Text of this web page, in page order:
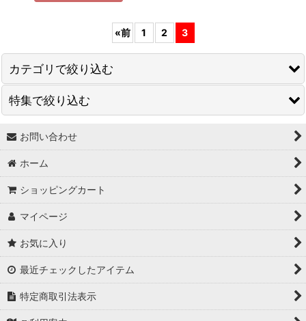
«前 1 2 3
カテゴリで絞り込む
☆ Lady's wear
☆M e n s wear
☆a c c e s s o r y
☆ g o o d s
特集で絞り込む
↓ 特集 ↓
★最大６０％OFF SALE★
★BODYコレクション！
★Ethical Life Goods:エシカルライフ商品
★Original Select
お問い合わせ
ホーム
ショッピングカート
マイページ
お気に入り
最近チェックしたアイテム
特定商取引法表示